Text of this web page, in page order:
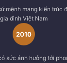
mệnh mang kiến trúc
gia đình Việt Nam
2010
sức ảnh hưởng tới